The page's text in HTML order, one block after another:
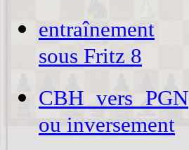
entraînement
sous Fritz 8
CBH vers PGN
ou inversement